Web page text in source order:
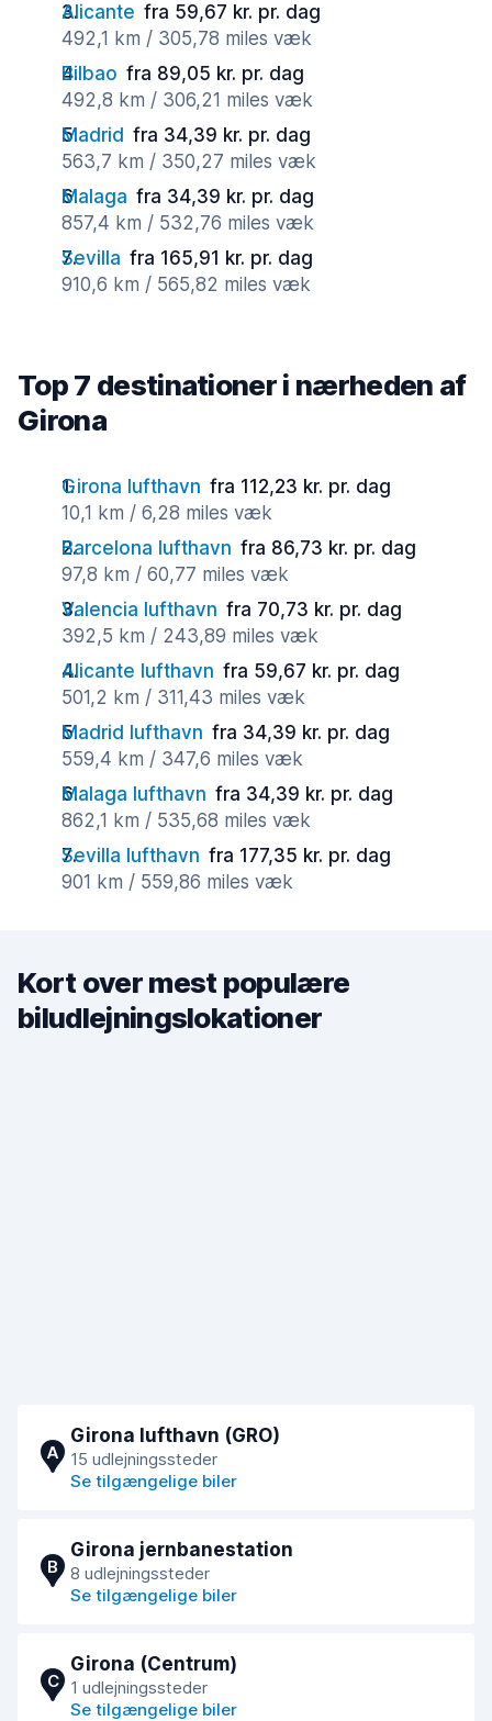
Alicante fra 59,67 kr. pr. dag
492,1 km / 305,78 miles væk
Bilbao fra 89,05 kr. pr. dag
492,8 km / 306,21 miles væk
Madrid fra 34,39 kr. pr. dag
563,7 km / 350,27 miles væk
Malaga fra 34,39 kr. pr. dag
857,4 km / 532,76 miles væk
Sevilla fra 165,91 kr. pr. dag
910,6 km / 565,82 miles væk
Top 7 destinationer i nærheden af
Girona
Girona lufthavn fra 112,23 kr. pr. dag
10,1 km / 6,28 miles væk
Barcelona lufthavn fra 86,73 kr. pr. dag
97,8 km / 60,77 miles væk
Valencia lufthavn fra 70,73 kr. pr. dag
392,5 km / 243,89 miles væk
Alicante lufthavn fra 59,67 kr. pr. dag
501,2 km / 311,43 miles væk
Madrid lufthavn fra 34,39 kr. pr. dag
559,4 km / 347,6 miles væk
Malaga lufthavn fra 34,39 kr. pr. dag
862,1 km / 535,68 miles væk
Sevilla lufthavn fra 177,35 kr. pr. dag
901 km / 559,86 miles væk
Kort over mest populære
biludlejningslokationer
A
Girona lufthavn (GRO)
15 udlejningssteder
Se tilgængelige biler
B
Girona jernbanestation
8 udlejningssteder
Se tilgængelige biler
C
Girona (Centrum)
1 udlejningssteder
Se tilgængelige biler